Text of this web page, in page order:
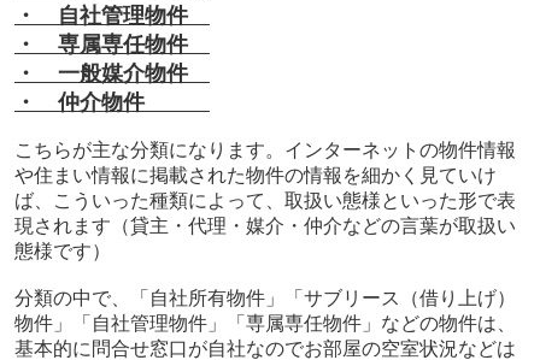
・ 自社管理物件
・ 専属専任物件
・ 一般媒介物件
・ 仲介物件
こちらが主な分類になります。インターネットの物件情報
や住まい情報に掲載された物件の情報を細かく見ていけ
ば、こういった種類によって、取扱い態様といった形で表
現されます（貸主・代理・媒介・仲介などの言葉が取扱い
態様です）
分類の中で、「自社所有物件」「サブリース（借り上げ）
物件」「自社管理物件」「専属専任物件」などの物件は、
基本的に問合せ窓口が自社なのでお部屋の空室状況などは